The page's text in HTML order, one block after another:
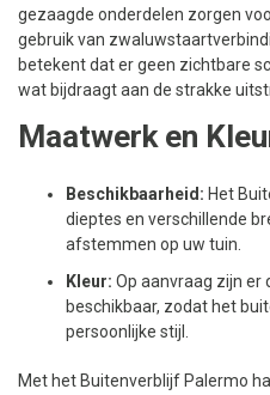
gezaagde onderdelen zorgen
gebruik van
betekent dat er geen zichtbare
wat bijdraagt aan de strakke
Maatwerk en
Beschikbaarheid: Het
dieptes en verschillende
afstemmen op uw tuin.
Kleur: Op aanvraag zijn er
beschikbaar, zodat het
persoonlijke stijl.
Met het Buitenverblijf Palermo